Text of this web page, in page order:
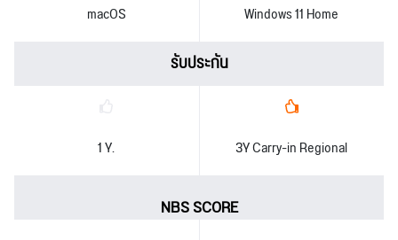
macOS Windows 11 Home
รับประกัน
1 Y. 3Y Carry-in Regional
NBS SCORE